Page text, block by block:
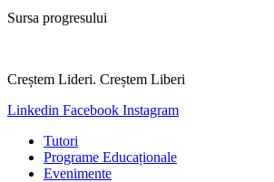
Sursa progresului
Creștem Lideri. Creștem Liberi
Linkedin Facebook Instagram
Tutori
Programe Educaționale
Evenimente